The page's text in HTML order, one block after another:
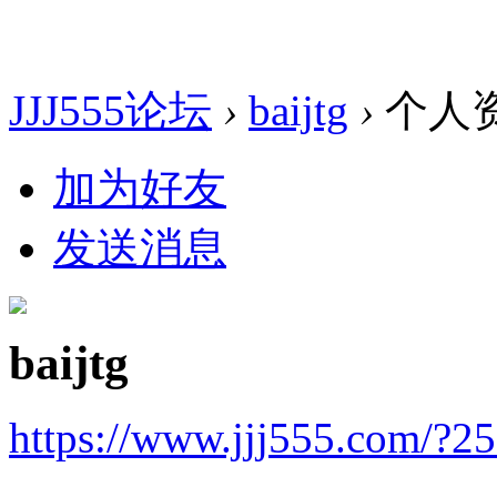
JJJ555论坛 › baijtg › 个人
加为好友
发送消息
baijtg
https://www.jjj555.com/